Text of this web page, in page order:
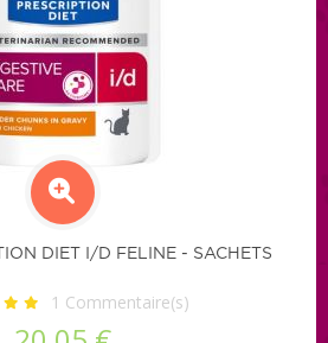
DIET I/D FELINE - SACHETS
1 Commentaire(s)